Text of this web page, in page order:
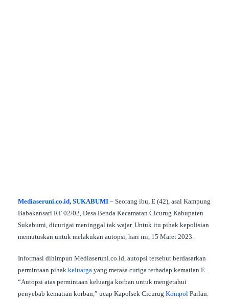
Mediaseruni.co.id, SUKABUMI – Seorang ibu, E (42), asal Kampung
Babakansari RT 02/02, Desa Benda Kecamatan Cicurug Kabupaten
Sukabumi, dicurigai meninggal tak wajar. Untuk itu pihak kepolisian
memutuskan untuk melakukan autopsi, hari ini, 15 Maret 2023.
Informasi dihimpun Mediaseruni.co.id, autopsi tersebut berdasarkan
permintaan pihak keluarga yang merasa curiga terhadap kematian E.
“Autopsi atas permintaan keluarga korban untuk mengetahui
penyebab kematian korban,” ucap Kapolsek Cicurug Kompol Parlan.